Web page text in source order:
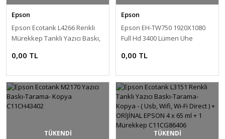
Epson
Epson Ecotank L4266 Renkli
Mürekkep Tanklı Yazıcı Baskı,
Fi Direct ) + Orijinal Epson (1x
Ekstra Siyah Mürekkep Seti
C11CJ63414
0,00 TL
Epson
Epson EH-TW750 1920X1080
Full Hd 3400 Lümen Uhe
Projeksiyon Cihazı
0,00 TL
TÜKENDİ TÜKENDİ